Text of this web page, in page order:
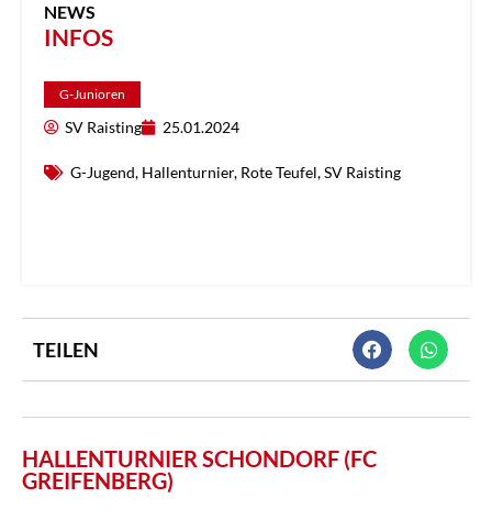
NEWS
INFOS
G-Junioren
SV Raisting 25.01.2024
G-Jugend, Hallenturnier, Rote Teufel,SV Raisting
TEILEN
HALLENTURNIER SCHONDORF (FC
GREIFENBERG)